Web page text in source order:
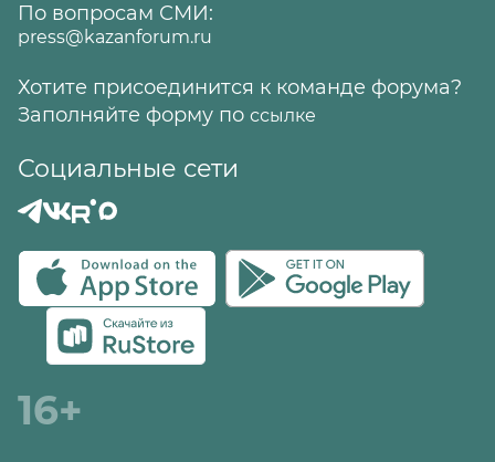
По вопросам СМИ:
press@kazanforum.ru
Хотите присоединится к команде форума?
Заполняйте форму по ссылке
Социальные сети
16+